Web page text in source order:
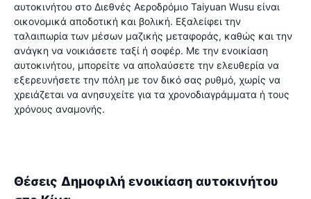
αυτοκινήτου στο Διεθνές Αεροδρόμιο Taiyuan Wusu είναι
οικονομικά αποδοτική και βολική. Εξαλείφει την
ταλαιπωρία των μέσων μαζικής μεταφοράς, καθώς και την
ανάγκη να νοικιάσετε ταξί ή σοφέρ. Με την ενοικίαση
αυτοκινήτου, μπορείτε να απολαύσετε την ελευθερία να
εξερευνήσετε την πόλη με τον δικό σας ρυθμό, χωρίς να
χρειάζεται να ανησυχείτε για τα χρονοδιαγράμματα ή τους
χρόνους αναμονής.
Θέσεις Δημοφιλή ενοικίαση αυτοκινήτου